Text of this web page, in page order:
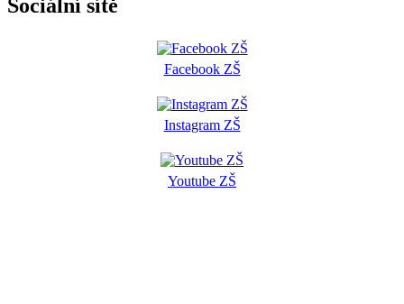
Sociální sítě
Facebook ZŠ
Instagram ZŠ
Youtube ZŠ